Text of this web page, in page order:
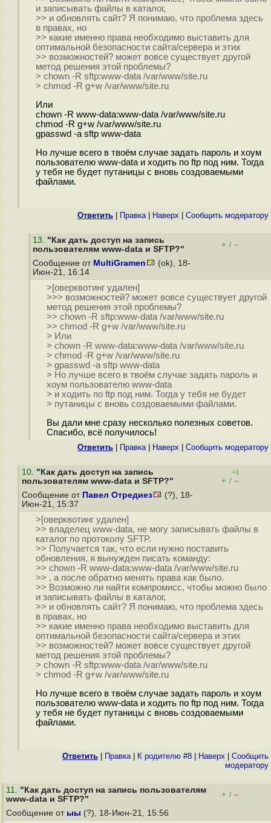
и записывать файлы в каталог,
>> и обновлять сайт? Я понимаю, что проблема здесь
в правах, но
>> какие именно права необходимо выставить для
оптимальной безопасности сайта/сервера и этих
>> возможностей? может вовсе существует другой
метод решения этой проблемы?
> chown -R sftp:www-data /var/www/site.ru
> chmod -R g+w /var/www/site.ru
Или
chown -R www-data:www-data /var/www/site.ru
chmod -R g+w /var/www/site.ru
gpasswd -a sftp www-data
Но лучше всего в твоём случае задать пароль и хоум
пользователю www-data и ходить по ftp под ним. Тогда
у тебя не будет путаницы с вновь создоваемыми
файлами.
Ответить Правка| Наверх Cообщить модератору
13. "Как дать доступ на запись
пользователям www-data и SFTP?"
+ / –
Сообщение от MultiGramen
(ok), 18-
Июн-21, 16:14
>[оверквотинг удален]
>>> возможностей? может вовсе существует другой
метод решения этой проблемы?
>> chown -R sftp:www-data /var/www/site.ru
>> chmod -R g+w /var/www/site.ru
> Или
> chown -R www-data:www-data /var/www/site.ru
> chmod -R g+w /var/www/site.ru
> gpasswd -a sftp www-data
> Но лучше всего в твоём случае задать пароль и
хоум пользователю www-data
> и ходить по ftp под ним. Тогда у тебя не будет
> путаницы с вновь создоваемыми файлами.
Вы дали мне сразу несколько полезных советов.
Спасибо, всё получилось!
Ответить Правка| Наверх Cообщить модератору
10. "Как дать доступ на запись
пользователям www-data и SFTP?"
+1
+ / –
Сообщение от Павел Отредиез
(?), 18-
Июн-21, 15:37
>[оверквотинг удален]
>> владелец www-data, не могу записывать файлы в
каталог по протоколу SFTP.
>> Получается так, что если нужно поставить
обновления, я вынужден писать команду:
>> chown -R www-data:www-data /var/www/site.ru
>> , а после обратно менять права как было.
>> Возможно ли найти компромисс, чтобы можно было
и записывать файлы в каталог,
>> и обновлять сайт? Я понимаю, что проблема здесь
в правах, но
>> какие именно права необходимо выставить для
оптимальной безопасности сайта/сервера и этих
>> возможностей? может вовсе существует другой
метод решения этой проблемы?
> chown -R sftp:www-data /var/www/site.ru
> chmod -R g+w /var/www/site.ru
Но лучше всего в твоём случае задать пароль и хоум
пользователю www-data и ходить по ftp под ним. Тогда
у тебя не будет путаницы с вновь создоваемыми
файлами.
Ответить Правка| К родителю #8 Наверх
Cообщить
модератору
11. "Как дать доступ на запись пользователям
www-data и SFTP?"
+ / –
Сообщение от ыы (?), 18-Июн-21, 15:56